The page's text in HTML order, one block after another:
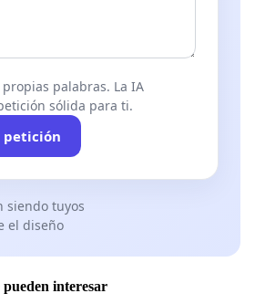
de la escuela, pedimos que
2026, los niños puedan
que les reporta el
tal como han hecho hasta
palabras. La IA
sólida para ti.
petición
siendo tuyos
el diseño
pueden interesar